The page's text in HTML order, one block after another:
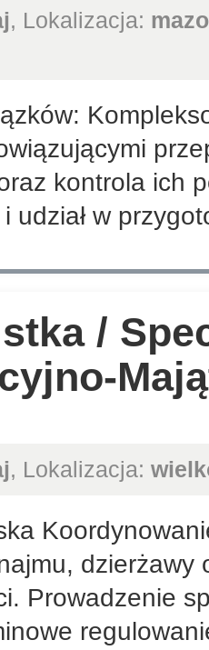
, Lokalizacja:
kontrola ich
udział w
/
, Lokalizacja:
dzierżawy
Prowadzenie